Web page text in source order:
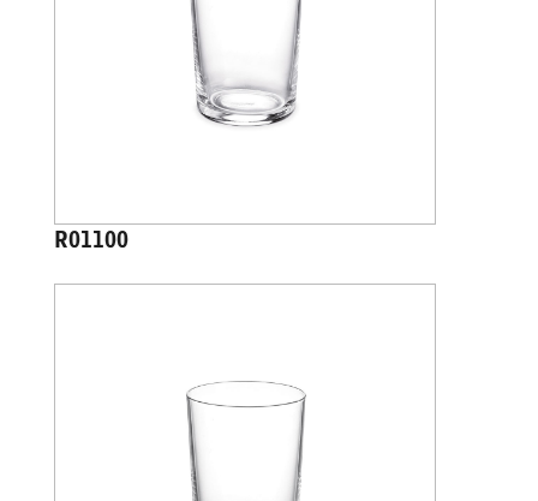
R01100